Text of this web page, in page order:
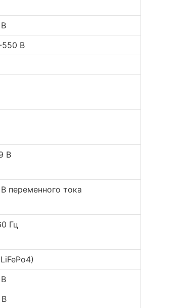
550 В
В
переменного тока
Гц
В